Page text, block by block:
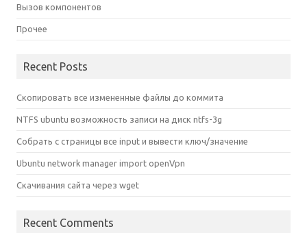
Вызов компонентов
Прочее
Recent Posts
Скопировать все измененные файлы до коммита
NTFS ubuntu возможность записи на диск ntfs-3g
Собрать с страницы все input и вывести ключ/значение
Ubuntu network manager import openVpn
Скачивания сайта через wget
Recent Comments